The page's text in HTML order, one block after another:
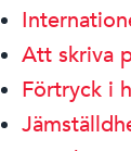
Att skriva
Förtryck i